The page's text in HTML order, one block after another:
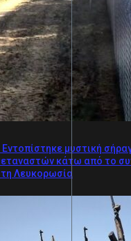
μυστική
κάτω από το
Λευκορωσία